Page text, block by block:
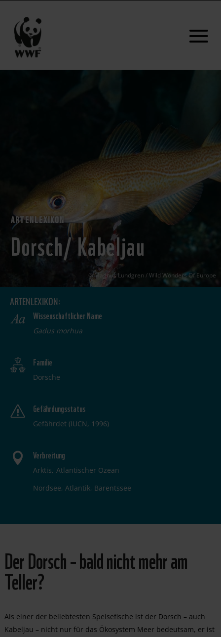
ARTENLEXIKON
Dorsch/ Kabeljau
Magnus Lundgren / Wild Wonders Of Europe
ARTENLEXIKON:
Wissenschaftlicher Name
Gadus morhua
Familie
Dorsche
Gefährdungsstatus
Gefährdet (IUCN, 1996)
Verbreitung
Arktis Atlantischer Ozean
Nordsee, Atlantik, Barentssee
Der Dorsch – bald nicht mehr am
Teller?
Als einer der beliebtesten Speisefische ist der Dorsch – auch
Kabeljau – nicht nur für das Ökosystem Meer bedeutsam, er ist